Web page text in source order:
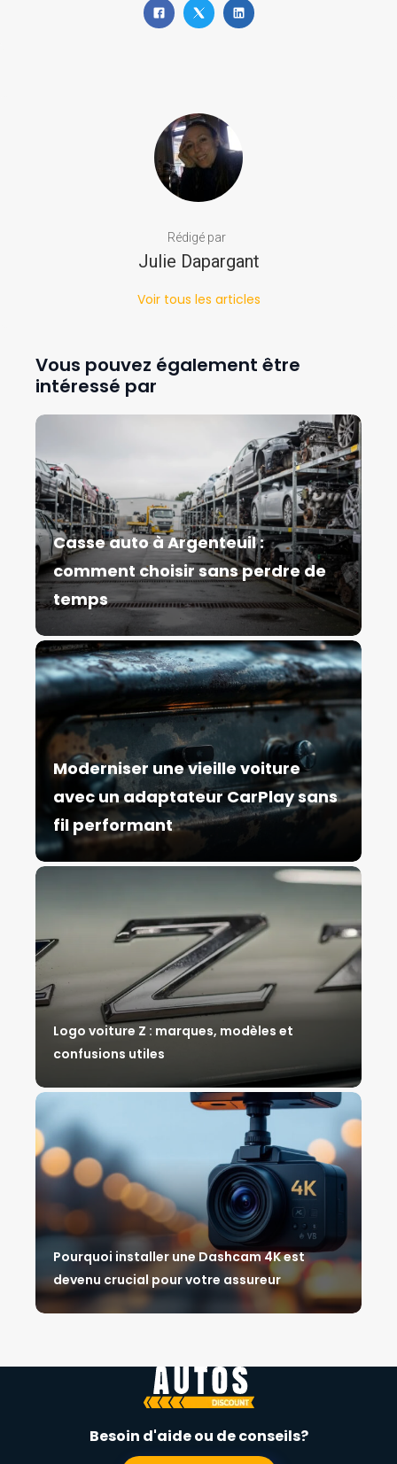
Rédigé par
Julie Dapargant
Voir tous les articles
Vous pouvez également être
intéressé par
Casse auto à Argenteuil :
comment choisir sans perdre de
temps
Logo voiture Z : marques, modèles et
confusions utiles
Pourquoi installer une Dashcam 4K est
devenu crucial pour votre assureur
Moderniser une vieille voiture
avec un adaptateur CarPlay sans
fil performant
Besoin d'aide ou de conseils?